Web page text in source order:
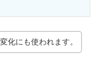
化にも使われます。